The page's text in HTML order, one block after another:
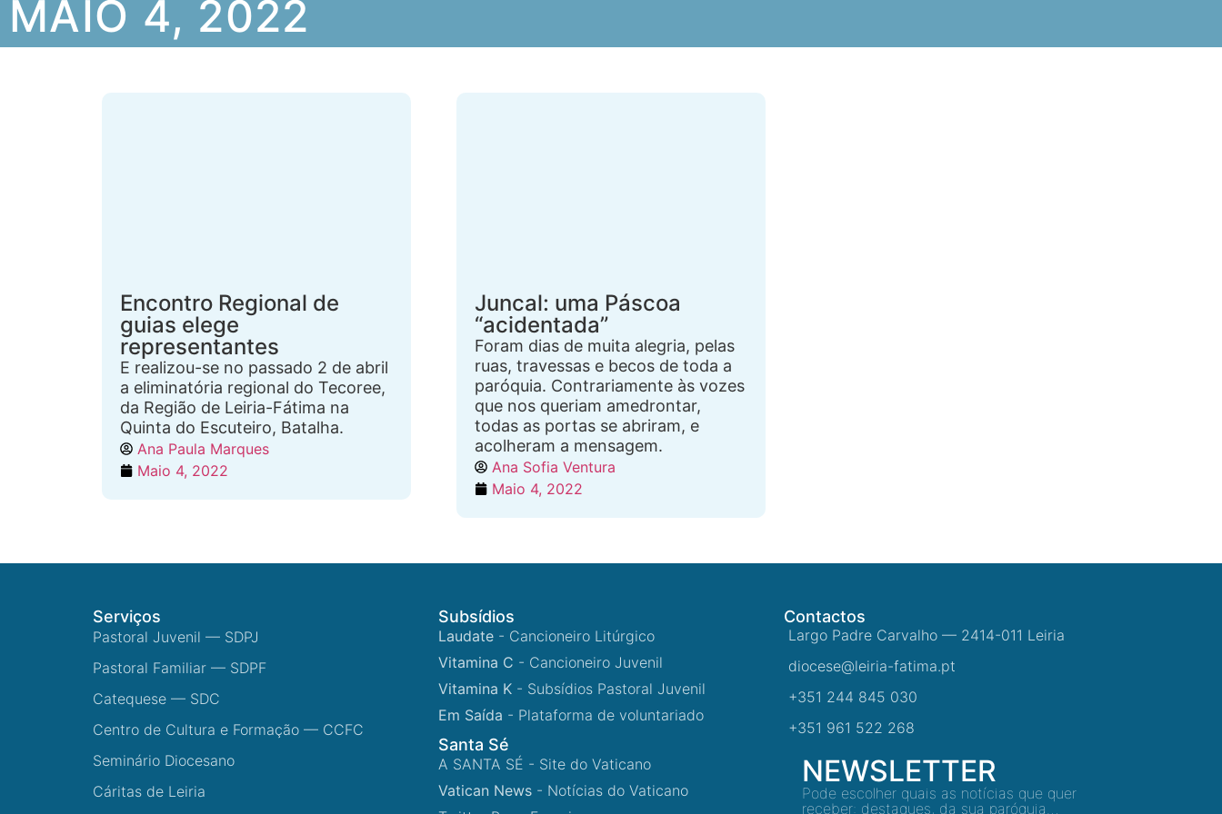
MAIO 4, 2022
Encontro Regional de
guias elege
representantes
E realizou-se no passado 2 de abril
a eliminatória regional do Tecoree,
da Região de Leiria-Fátima na
Quinta do Escuteiro, Batalha.
Ana Paula Marques
Maio 4, 2022
Juncal: uma Páscoa
“acidentada”
Foram dias de muita alegria, pelas
ruas, travessas e becos de toda a
paróquia. Contrariamente às vozes
que nos queriam amedrontar,
todas as portas se abriram, e
acolheram a mensagem.
Ana Sofia Ventura
Maio 4, 2022
Serviços
Pastoral Juvenil — SDPJ
Pastoral Familiar — SDPF
Catequese — SDC
Centro de Cultura e Formação — CCFC
Seminário Diocesano
Cáritas de Leiria
Subsídios
Laudate - Cancioneiro Litúrgico
Vitamina C - Cancioneiro Juvenil
Vitamina K - Subsídios Pastoral Juvenil
Em Saída - Plataforma de voluntariado
Santa Sé
A SANTA SÉ - Site do Vaticano
Vatican News - Notícias do Vaticano
Contactos
Largo Padre Carvalho — 2414-011 Leiria
diocese@leiria-fatima.pt
+351 244 845 030
+351 961 522 268
NEWSLETTER
Pode escolher quais as notícias que quer
receber: destaques, da sua paróquia…